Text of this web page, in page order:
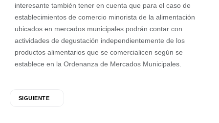
interesante también tener en cuenta que para el caso de
establecimientos de comercio minorista de la alimentación
ubicados en mercados municipales podrán contar con
actividades de degustación independientemente de los
productos alimentarios que se comercialicen según se
establece en la Ordenanza de Mercados Municipales.
SIGUIENTE